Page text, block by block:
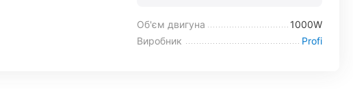
Об'єм двигуна
1000W
Виробник
Profi